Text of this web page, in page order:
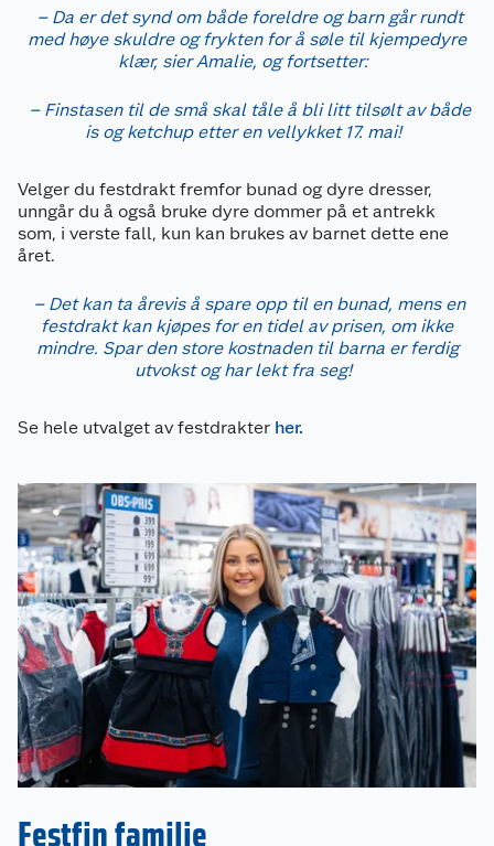
– Da er det synd om både foreldre og barn går rundt
med høye skuldre og frykten for å søle til kjempedyre
klær, sier Amalie, og fortsetter:
– Finstasen til de små skal tåle å bli litt tilsølt av både
is og ketchup etter en vellykket 17. mai!
Velger du festdrakt fremfor bunad og dyre dresser,
unngår du å også bruke dyre dommer på et antrekk
som, i verste fall, kun kan brukes av barnet dette ene
året.
– Det kan ta årevis å spare opp til en bunad, mens en
festdrakt kan kjøpes for en tidel av prisen, om ikke
mindre. Spar den store kostnaden til barna er ferdig
utvokst og har lekt fra seg!
Se hele utvalget av festdrakter her.
Festfin familie